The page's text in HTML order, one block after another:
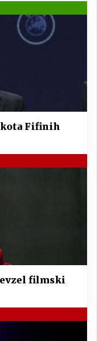
Fifinih
filmski